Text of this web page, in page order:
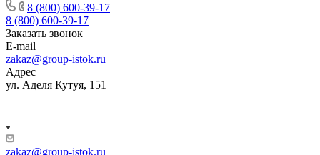
8 (800) 600-39-17
8 (800) 600-39-17
Заказать звонок
E-mail
zakaz@group-istok.ru
Адрес
ул. Аделя Кутуя, 151
zakaz@group-istok.ru